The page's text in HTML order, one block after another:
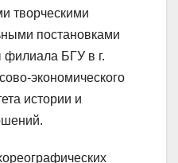
творческими
постановками
филиала БГУ в г.
экономического
истории и